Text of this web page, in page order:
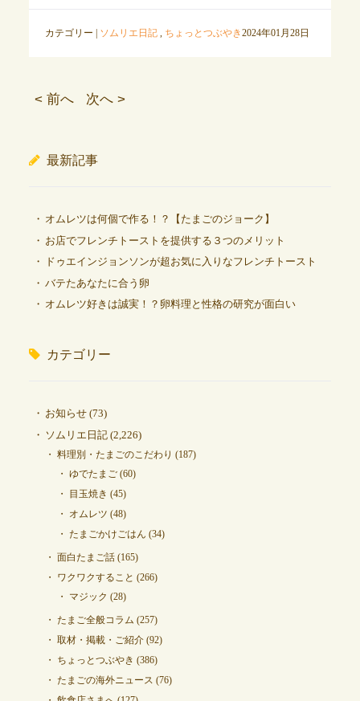
カテゴリー | ソムリエ日記, ちょっとつぶやき2024年01月28日
< 前へ 次へ >
最新記事
オムレツは何個で作る！？【たまごのジョーク】
お店でフレンチトーストを提供する３つのメリット
ドゥエインジョンソンが超お気に入りなフレンチトースト
バテたあなたに合う卵
オムレツ好きは誠実！？卵料理と性格の研究が面白い
カテゴリー
お知らせ(73)
ソムリエ日記(2,226)
料理別・たまごのこだわり (187)
ゆでたまご(60)
目玉焼き (45)
オムレツ (48)
たまごかけごはん (34)
面白たまご話(165)
ワクワクすること (266)
マジック (28)
たまご全般コラム (257)
取材・掲載・ご紹介(92)
ちょっとつぶやき (386)
たまごの海外ニュース (76)